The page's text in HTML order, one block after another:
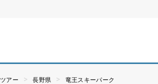
アー 長野県 竜王スキーパーク